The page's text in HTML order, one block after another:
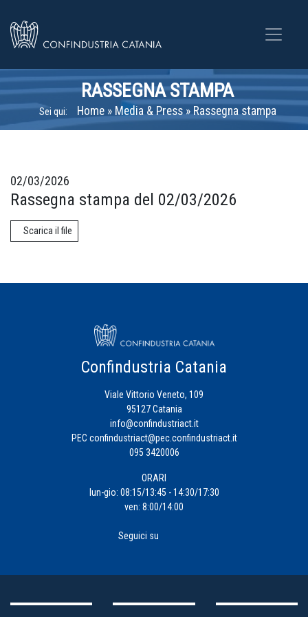
RASSEGNA STAMPA
Sei qui: Home» Media & Press»Rassegna stampa
02/03/2026
Rassegna stampa del 02/03/2026
Scarica il file
Confindustria Catania
Viale Vittorio Veneto, 109
95127 Catania
info@confindustriact.it
PEC confindustriact@pec.confindustriact.it
095 3420006
ORARI
lun-gio: 08:15/13:45 - 14:30/17:30
ven: 8:00/14:00
Seguici su